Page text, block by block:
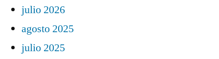
julio 2026
agosto 2025
julio 2025